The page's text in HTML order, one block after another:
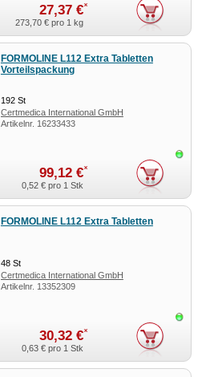
27,37 €*
273,70 €pro 1 kg
FORMOLINE L112 Extra Tabletten
Vorteilspackung
192 St
Certmedica International GmbH
Artikelnr. 16233433
99,12 €*
0,52 €pro 1 Stk
FORMOLINE L112 Extra Tabletten
48 St
Certmedica International GmbH
Artikelnr. 13352309
30,32 €*
0,63 €pro 1 Stk